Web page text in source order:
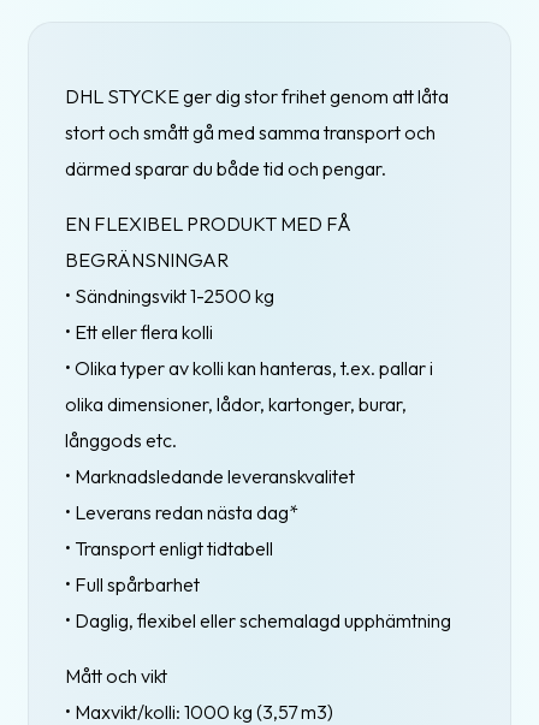
DHL STYCKE ger dig stor frihet genom att låta
stort och smått gå med samma transport och
därmed sparar du både tid och pengar.
EN FLEXIBEL PRODUKT MED FÅ
BEGRÄNSNINGAR
• Sändningsvikt 1-2500 kg
• Ett eller flera kolli
• Olika typer av kolli kan hanteras, t.ex. pallar i
olika dimensioner, lådor, kartonger, burar,
långgods etc.
• Marknadsledande leveranskvalitet
• Leverans redan nästa dag*
• Transport enligt tidtabell
• Full spårbarhet
• Daglig, flexibel eller schemalagd upphämtning
Mått och vikt
• Maxvikt/kolli: 1000 kg (3,57 m3)